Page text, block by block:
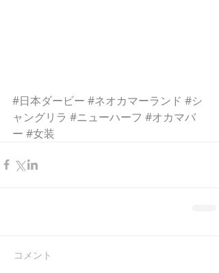
#日本ダービー #ネオカマーランド #シ
ャングリラ #ニューハーフ #オカマバ
ー #女装
コメント